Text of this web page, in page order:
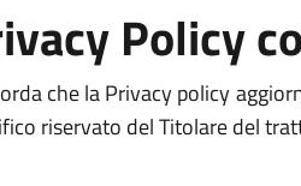
Policy
che la Privacy policy
riservato del Titolare del